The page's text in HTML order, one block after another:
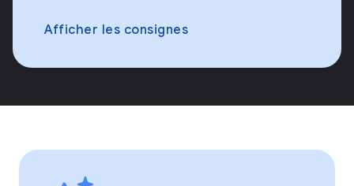
Afficher les consignes